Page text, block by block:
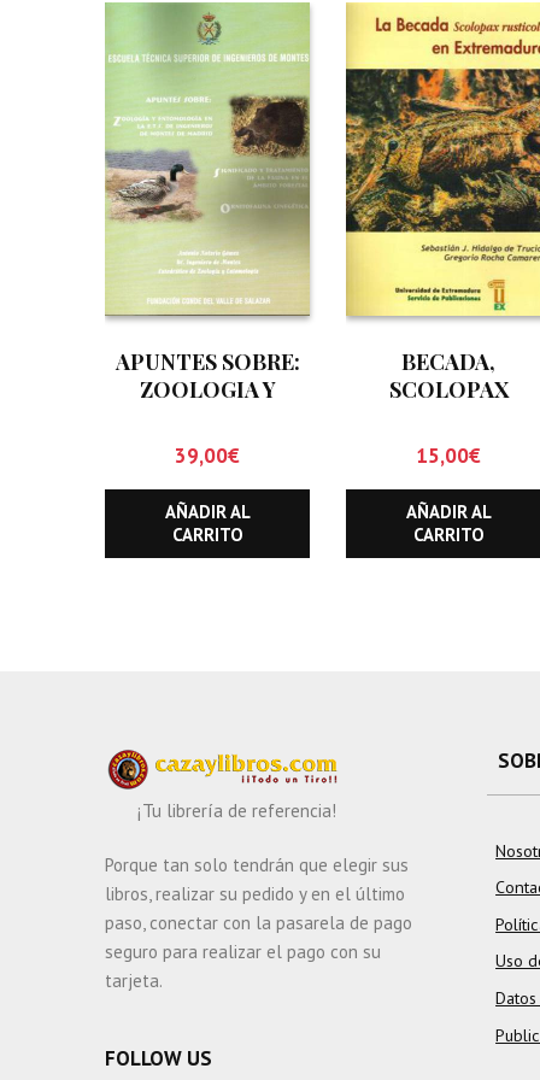
APUNTES SOBRE:
ZOOLOGIA Y
LA E.T.S. DE
INGENIEROS DE
MONTES DE
MADRID.
SIGNIFICADO Y
39,00€
AÑADIR AL
CARRITO
BECADA,
SCOLOPAX
EXTREMADURA,
LA
15,00€
AÑADIR AL
CARRITO
¡Tu librería de referencia!
Porque tan solo tendrán que elegir sus
libros, realizar su pedido y en el último
paso, conectar con la pasarela de pago
seguro para realizar el pago con su
tarjeta.
FOLLOW US
Uso